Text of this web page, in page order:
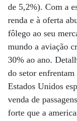
de 5,2%). Com a
renda e à oferta
fôlego ao seu
mundo a aviação
30% ao ano.
do setor enfrentam
Estados Unidos
venda de
forte que a